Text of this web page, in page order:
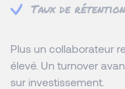
Taux de rétention
Plus un collaborateur
élevé. Un turnover
sur investissement.